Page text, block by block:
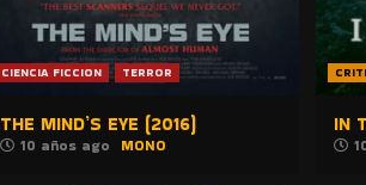
CIENCIA FICCION TERROR
THE MIND’S EYE (2016)
10 años ago MONO
IN